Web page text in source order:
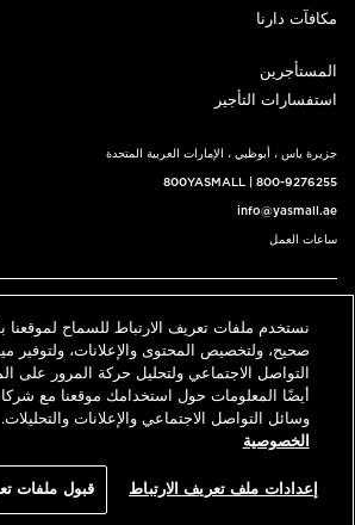
مكافآت دارنا
المستأجرين
استفسارات التأجير
جزيرة ياس ، أبوظبي ، الإمارات العربية المتحدة
800YASMALL 800-9276255
info@yasmall.ae
ساعات العمل
English حدد موقعنا
© 2026 كل الحقوق محفوظة، ياس مول v3.1
An ALDAR Property
نستخدم ملفات تعريف الارتباط للسماح لموقعنا
صحيح، ولتخصيص المحتوى والإعلانات، ولتوفير
التواصل الاجتماعي ولتحليل حركة المرور على
أيضًا المعلومات حول استخدامك موقعنا مع
وسائل التواصل الاجتماعي والإعلانات والتحليلات.
الخصوصية
إعدادات ملف تعريف الارتباط قبول ملفات